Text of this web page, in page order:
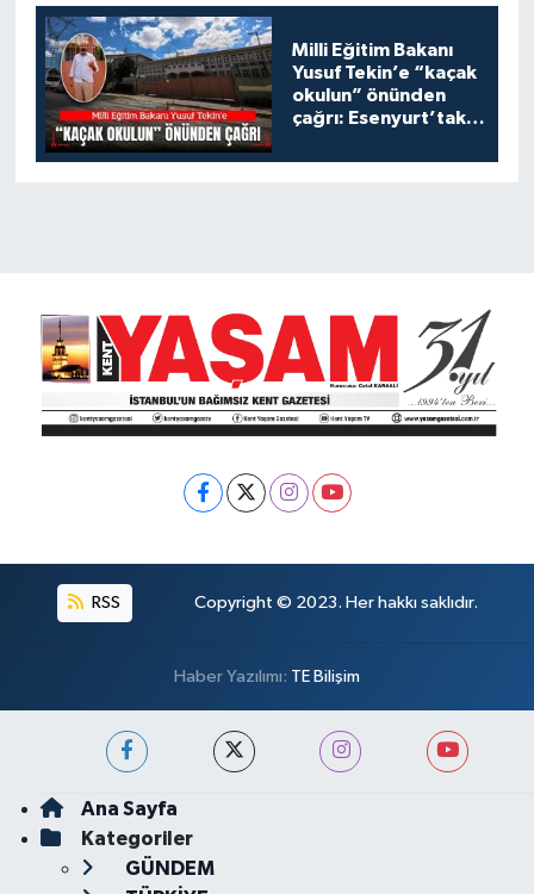
Milli Eğitim Bakanı
Yusuf Tekin’e “kaçak
okulun” önünden
çağrı: Esenyurt’taki
RSS Copyright © 2023. Her hakkı saklıdır.
Haber Yazılımı: TE Bilişim
Ana Sayfa
Kategoriler
GÜNDEM